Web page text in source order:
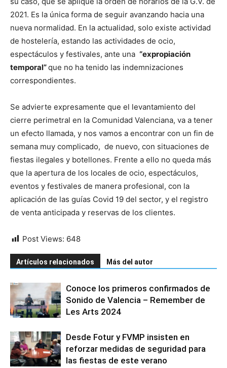
2021. Es la única forma de seguir avanzando hacia una
nueva normalidad. En la actualidad, solo existe actividad
de hostelería, estando las actividades de ocio,
espectáculos y festivales, ante una “expropiación
temporal”que no ha tenido las indemnizaciones
correspondientes.
Se advierte expresamente que el levantamiento del
cierre perimetral en la Comunidad Valenciana, va a tener
un efecto llamada, y nos vamos a encontrar con un fin de
semana muy complicado, de nuevo, con situaciones de
fiestas ilegales y botellones. Frente a ello no queda más
que la apertura de los locales de ocio, espectáculos,
eventos y festivales de manera profesional, con la
aplicación de las guías Covid 19 del sector, y el registro
de venta anticipada y reservas de los clientes.
Post Views: 648
Artículos relacionados Más del autor
Conoce los primeros confirmados de
Sonido de Valencia – Remember de
Les Arts 2024
Desde Fotur y FVMP insisten en
reforzar medidas de seguridad para
las fiestas de este verano